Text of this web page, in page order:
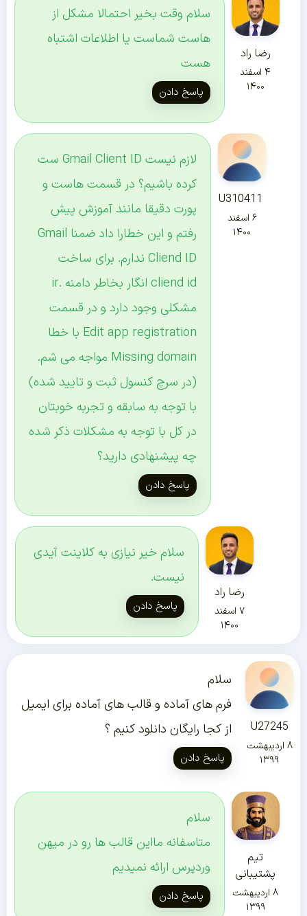
رضا راد
۴ اسفند
۱۴۰۰
سلام وقت بخیر احتمالا مشکل از
هاست شماست یا اطلاعات اشتباه
هست
پاسخ دادن
U310411
۶ اسفند
۱۴۰۰
لازم نیست Gmail Client ID ست
کرده باشیم؟ در قسمت هاست و
پورت دقیقا مانند آموزش پیش
رفتم و این خطارا داد ضمنا Gmail
Cliend ID ندارم. برای ساخت
cliend id انگار بخاطر دامنه .ir
مشکلی وجود دارد و در قسمت
Edit app registration با خطا
Missing domain مواجه می شم.
(در سرچ کنسول ثبت و تایید شده)
با توجه به سابقه و تجربه خوبتان
در کل با توجه به مشکلات ذکر شده
چه پیشنهادی دارید؟
پاسخ دادن
رضا راد
۷ اسفند
۱۴۰۰
سلام خیر نیازی به کلاینت آیدی
نیست.
پاسخ دادن
U27245
۸ اردیبهشت
۱۳۹۹
سلام
فرم های آماده و قالب های آماده برای ایمیل
از کجا رایگان دانلود کنیم ؟
پاسخ دادن
تیم
پشتیبانی
۸ اردیبهشت
۱۳۹۹
سلام
متاسفانه مااین قالب ها رو در میهن
وردپرس ارائه نمیدیم
پاسخ دادن